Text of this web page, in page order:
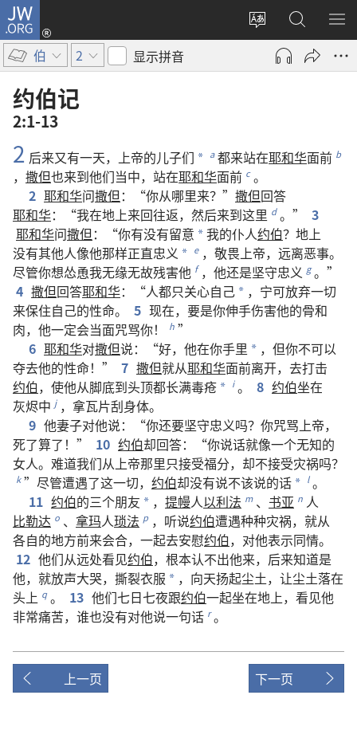
JW.ORG
更
网
登
录
开
搜
索
JW.ORG
显
菜
伯 2 显示拼音
约伯记
2:1-13
2 后来又有一天， 上帝的儿子们 * a 都来站在耶和华面前 b
， 撒但也来到他们当中， 站在耶和华面前 c 。
2 耶和华问撒但 ：“你从哪里来？” 撒但回答
耶和华：“我在地上来回往返， 然后来到这里 d 。”
3
耶和华问撒但 ：“你有没有留意 *我的仆人约伯？ 地上
没有其他人像他那样正直忠义 * e ， 敬畏上帝， 远离恶事。
尽管你想怂恿我无缘无故残害他 f ， 他还是坚守忠义 g 。”
4 撒但回答耶和华：“人都只关心自己 * ， 宁可放弃一切
来保住自己的性命。 5 现在， 要是你伸手伤害他的骨和
肉， 他一定会当面咒骂你！ h ”
6 耶和华对撒但说：“好， 他在你手里 * ， 但你不可以
夺去他的性命！” 7 撒但就从耶和华面前离开， 去打击
约伯， 使他从脚底到头顶都长满毒疮 * i 。 8 约伯坐在
灰烬中 j ， 拿瓦片刮身体。
9 他妻子对他说：“你还要坚守忠义吗？ 你咒骂上帝，
死了算了 ！” 10 约伯却回答：“你说话就像一个无知的
女人。 难道我们从上帝那里只接受福分， 却不接受灾祸吗？
k ” 尽管遭遇了这一切， 约伯却没有说不该说的话 * l 。
11 约伯的三个朋友 * ， 提幔人以利法 m 、 书亚 n 人
比勒达 o 、 拿玛人琐法 p ， 听说约伯遭遇种种灾祸， 就从
各自的地方前来会合， 一起去安慰约伯， 对他表示同情。
12 他们从远处看见约伯， 根本认不出他来， 后来知道是
他， 就放声大哭， 撕裂衣服 * ， 向天扬起尘土， 让尘土落在
头上 q 。 13 他们七日七夜跟约伯一起坐在地上， 看见他
非常痛苦， 谁也没有对他说一句话 r 。
上一页 下一页